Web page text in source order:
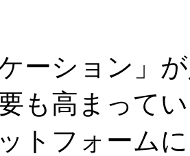
ケーション」
も高まって
トフォーム